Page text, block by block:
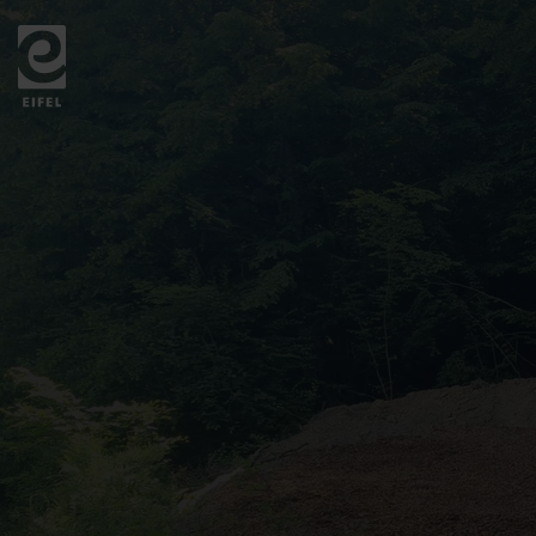
Zurück
zur
Startseite